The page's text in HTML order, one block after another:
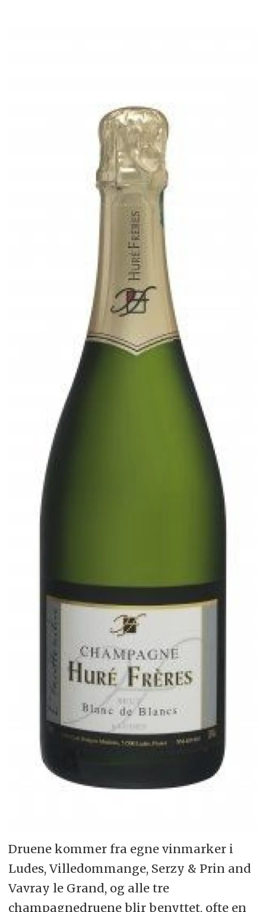
Druene kommer fra egne vinmarker i
Ludes, Villedommange, Serzy & Prin and
Vavray le Grand, og alle tre
champagnedruene blir benyttet, ofte en